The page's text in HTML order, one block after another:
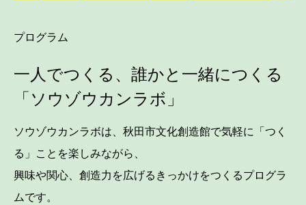
プログラム
一人でつくる、誰かと一緒につくる
「ソウゾウカンラボ」
ソウゾウカンラボは、秋田市文化創造館で気軽に「つく
る」ことを楽しみながら、
興味や関心、創造力を広げるきっかけをつくるプログラ
ムです。